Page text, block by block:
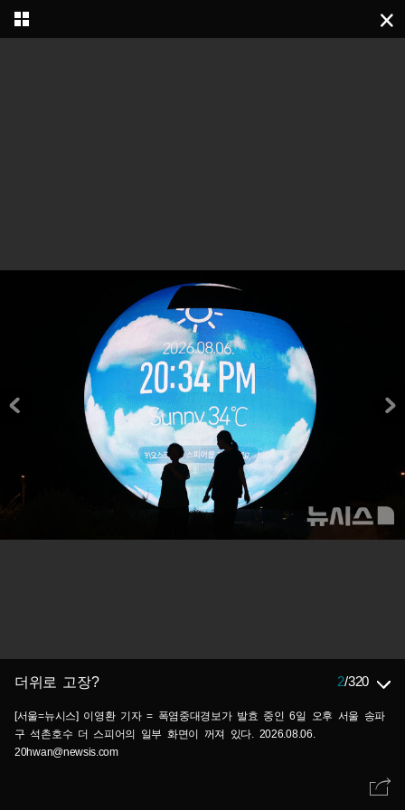
더위로 고장? 2/320
[서울=뉴시스] 이영환 기자 = 폭염중대경보가 발효 중인 6일 오후 서울 송파
구 석촌호수 더 스피어의 일부 화면이 꺼져 있다. 2026.08.06.
20hwan@newsis.com